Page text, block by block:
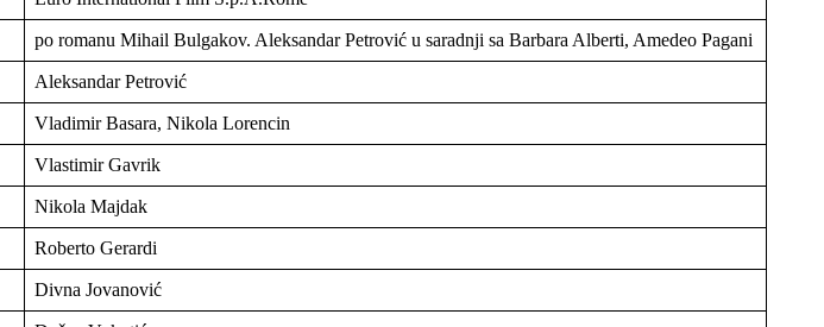
po romanu Mihail Bulgakov. Aleksandar Petrović u saradnji sa Barbara Alberti, Amedeo Pagani
Aleksandar Petrović
Vladimir Basara, Nikola Lorencin
Vlastimir Gavrik
Nikola Majdak
Roberto Gerardi
Divna Jovanović